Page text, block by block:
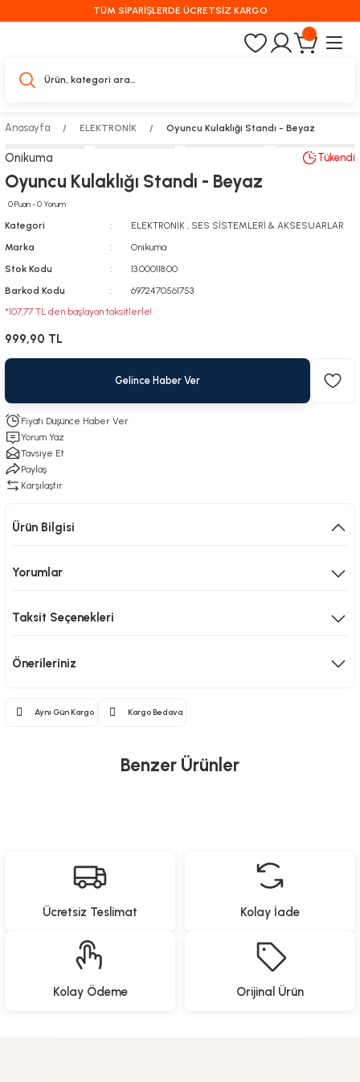
TÜM SİPARİŞLERDE ÜCRETSİZ KARGO
Anasayfa ELEKTRONİK Oyuncu Kulaklığı Standı - Beyaz
Onikuma Tükendi
Oyuncu Kulaklığı Standı - Beyaz
0 Puan - 0 Yorum
Kategori ELEKTRONİK , SES SİSTEMLERİ & AKSESUARLAR
Marka
Onikuma
Stok Kodu
13.000118.00
Barkod Kodu
6972470561753
*107,77 TL den başlayan taksitlerle!
999,90 TL
Gelince Haber Ver
Fiyatı Düşünce Haber Ver
Yorum Yaz
Tavsiye Et
Paylaş
Karşılaştır
Ürün Bilgisi
Yorumlar
Taksit Seçenekleri
Önerileriniz
Aynı Gün Kargo Kargo Bedava
Benzer Ürünler
Uzaktan Kumandalı Işıklı Kanatsız Fan - 50 Watt
Ücretsiz Teslimat Kolay İade
Kolay Ödeme Orijinal Ürün